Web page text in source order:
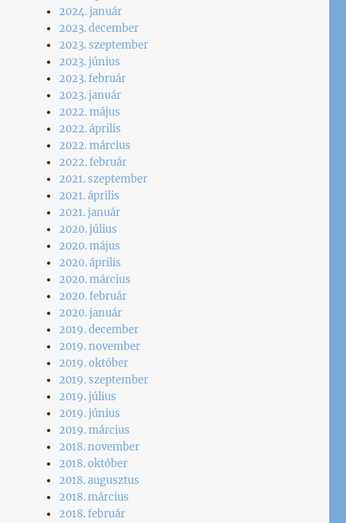
2024. január
2023. december
2023. szeptember
2023. június
2023. február
2023. január
2022. május
2022. április
2022. március
2022. február
2021. szeptember
2021. április
2021. január
2020. július
2020. május
2020. április
2020. március
2020. február
2020. január
2019. december
2019. november
2019. október
2019. szeptember
2019. július
2019. június
2019. március
2018. november
2018. október
2018. augusztus
2018. március
2018. február